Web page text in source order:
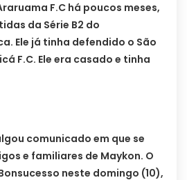
F.C há poucos meses,
da Série B2 do
Ele já tinha defendido o São
F.C. Ele era casado e tinha
comunicado em que se
e familiares de Maykon. O
neste domingo (10),